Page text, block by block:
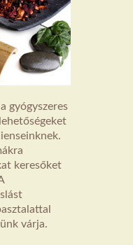
gyógyszeres
keresőket
várja.